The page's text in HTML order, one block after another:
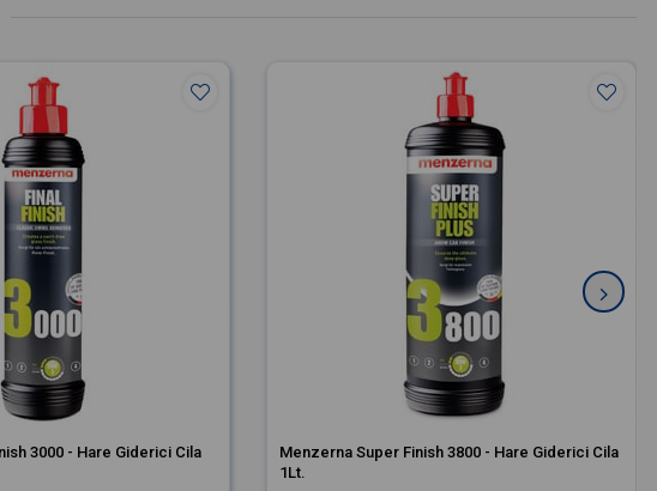
3000 - Hare Giderici Cila
Menzerna Super Finish 3800 - Hare Giderici Cila
1Lt.